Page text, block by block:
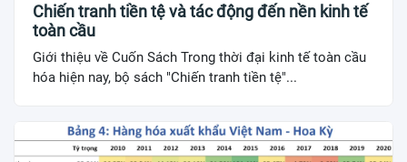
Chiến tranh tiền tệ và tác động đến nền kinh tế
toàn cầu
Giới thiệu về Cuốn Sách Trong thời đại kinh tế toàn cầu
hóa hiện nay, bộ sách "Chiến tranh tiền tệ"...